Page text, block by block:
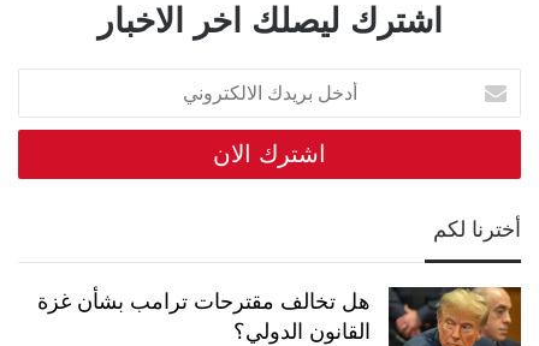
اشترك ليصلك اخر الاخبار
أدخل
بريدك
الالكتروني
أخترنا لكم
هل تخالف مقترحات ترامب بشأن غزة
القانون الدولي؟